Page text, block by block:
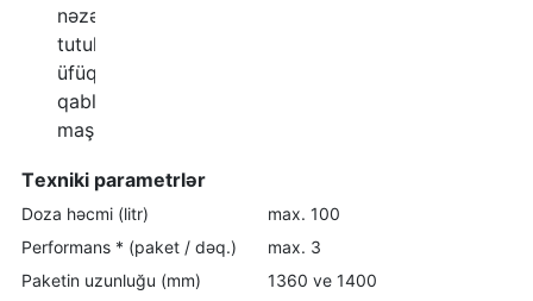
nəzərde
tutulan
üfüqi
qablaşdırıl
maşınidir
Texniki parametrlər
Doza həcmi (litr)
max. 100
Performans * (paket / dəq.)
max. 3
Paketin uzunluğu (mm)
1360 ve 1400